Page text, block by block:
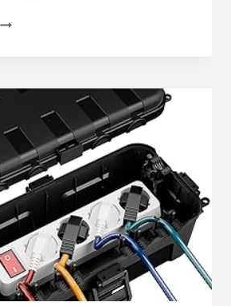
AUSSENBEREICH E
O
OVERS, W
V